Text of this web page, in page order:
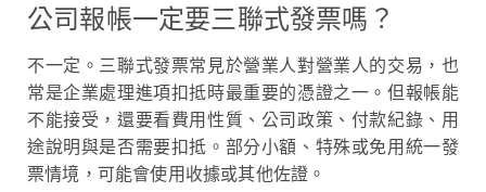
公司報帳一定要三聯式發票嗎？
不一定。三聯式發票常見於營業人對營業人的交易，也
常是企業處理進項扣抵時最重要的憑證之一。但報帳能
不能接受，還要看費用性質、公司政策、付款紀錄、用
途說明與是否需要扣抵。部分小額、特殊或免用統一發
票情境，可能會使用收據或其他佐證。